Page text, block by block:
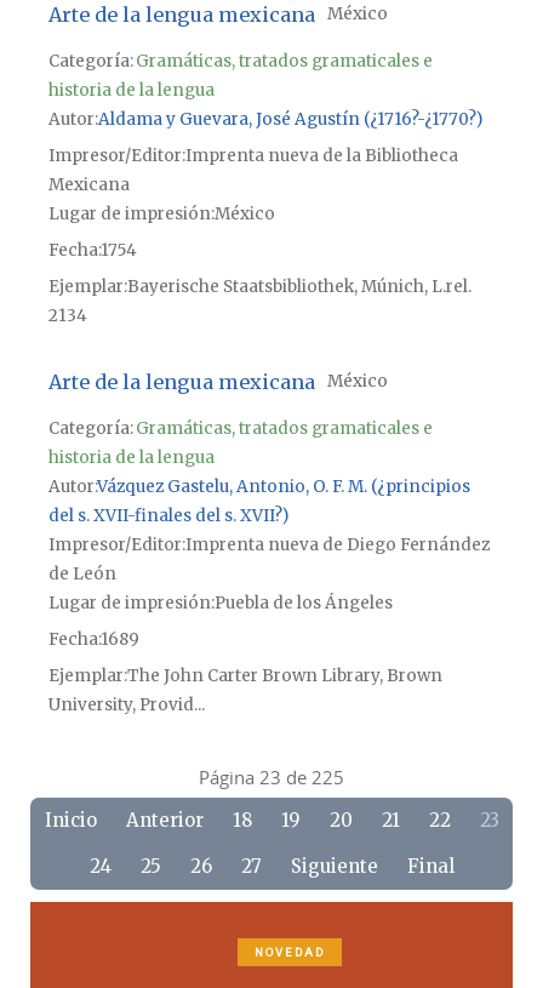
Arte de la lengua mexicana México
Categoría:Gramáticas, tratados gramaticales e
historia de la lengua
Autor Aldama y Guevara, José Agustín (¿1716?-¿1770?)
Impresor/Editor Imprenta nueva de la Bibliotheca
Mexicana
Lugar de impresiónMéxico
Fecha1754
Ejemplar Bayerische Staatsbibliothek, Múnich, L.rel.
2134
Arte de la lengua mexicana México
Categoría:Gramáticas, tratados gramaticales e
historia de la lengua
AutorVázquez Gastelu, Antonio, O. F. M. (¿principios
del s. XVII-finales del s. XVII?)
Impresor/Editor Imprenta nueva de Diego Fernández
de León
Lugar de impresiónPuebla de los Ángeles
Fecha1689
Ejemplar The John Carter Brown Library, Brown
University, Provid...
Página 23 de 225
Inicio Anterior 18 19 20 21 22
23
24
25 26 27 Siguiente Final
NOVEDAD